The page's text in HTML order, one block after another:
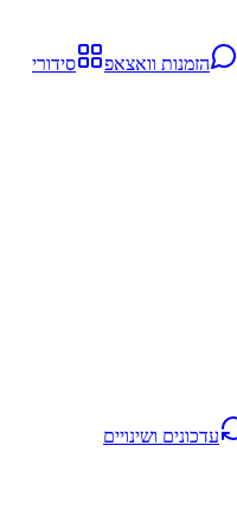
הזמנות וואצאפ
סידורי
עדכונים ושינויים